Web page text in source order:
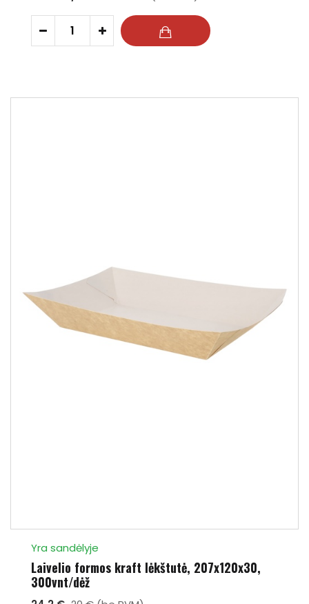
- +
Yra sandėlyje
Laivelio formos kraft lėkštutė, 207x120x30,
300vnt/dėž